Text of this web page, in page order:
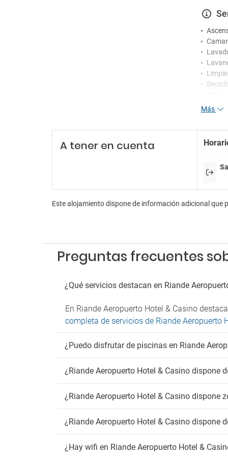
Billar
Casino
Sala
Zona
Más
A tener en cuenta
Este alojamiento dispone de información adicional que
Preguntas frecuentes
¿Qué servicios destacan en Riande
En Riande Aeropuerto Hotel & Casino
completa de servicios de Riande Aeropuerto
¿Puedo disfrutar de piscinas en Riande
¿Riande Aeropuerto Hotel & Casino dispone
¿Riande Aeropuerto Hotel & Casino dispone
¿Riande Aeropuerto Hotel & Casino dispone
¿Hay wifi en Riande Aeropuerto Hotel &